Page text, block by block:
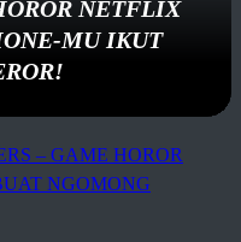
NETFLIX
MU IKUT